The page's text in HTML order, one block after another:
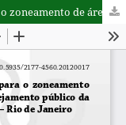
Modelo digital de terreno: subsídio para o zoneamento de áreas sujeitas a inundações e planejamento público da Baixada Campista/Norte Fluminense – Rio de Janeiro